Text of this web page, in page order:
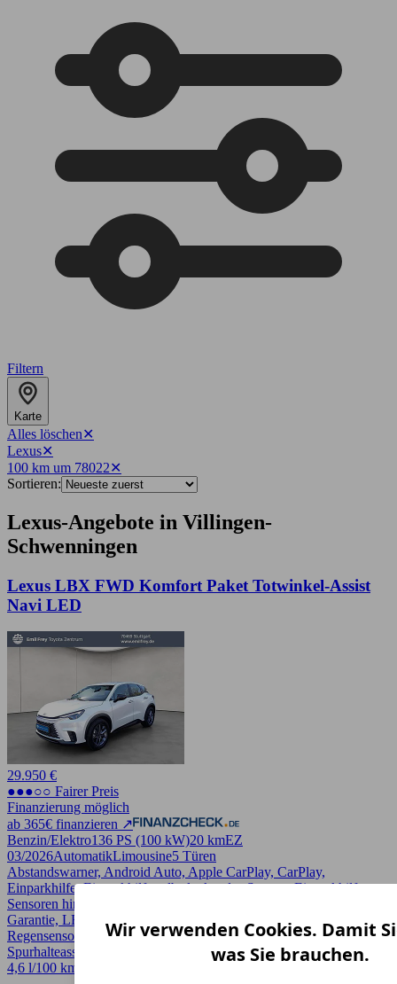
Wir verwenden Cookies. Damit
was Sie brauchen.
Filtern
Karte
Alles löschen✕
Lexus✕
100 km um 78022✕
Sortieren:
Lexus-Angebote in Villingen-
Schwenningen
Lexus LBX FWD Komfort Paket Totwinkel-Assist
Navi LED
29.950 €
●●●○○ Fairer Preis
Finanzierung möglich
ab 365€ finanzieren ↗
Benzin/Elektro136 PS (100 kW)20 kmEZ
03/2026AutomatikLimousine5 Türen
Abstandswarner, Android Auto, Apple CarPlay, CarPlay,
Einparkhilfe, Einparkhilfe selbstlenkendes System, Einparkhilfe
Sensoren hinten, Einparkhilfe Sensoren vorne, Fernlichtassistent,
Garantie, LED, LED-Scheinwerfer, Lichtsensor, Lordosenstütze,
Regensensor, Scheckheftgepflegt, Sitzheizung, Sportpaket,
Spurhalteassistent, Totwinkel-Assistent, Verkehrszeichenerkennung
4,6 l/100 km (komb.)* · CO2-Klasse C